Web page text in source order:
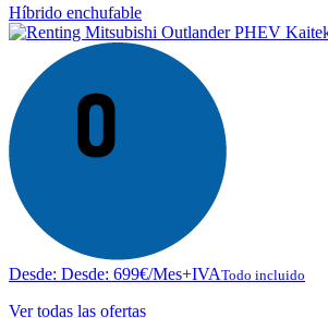
Híbrido enchufable
Desde: Desde: 699€/Mes+IVATodo incluido
Ver todas las ofertas